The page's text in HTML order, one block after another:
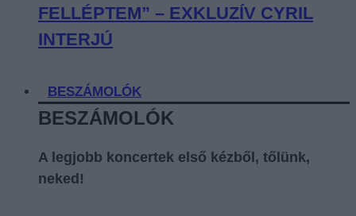
FELLÉPTEM” – EXKLUZÍV CYRIL
INTERJÚ
BESZÁMOLÓK
BESZÁMOLÓK
A legjobb koncertek első kézből, tőlünk,
neked!